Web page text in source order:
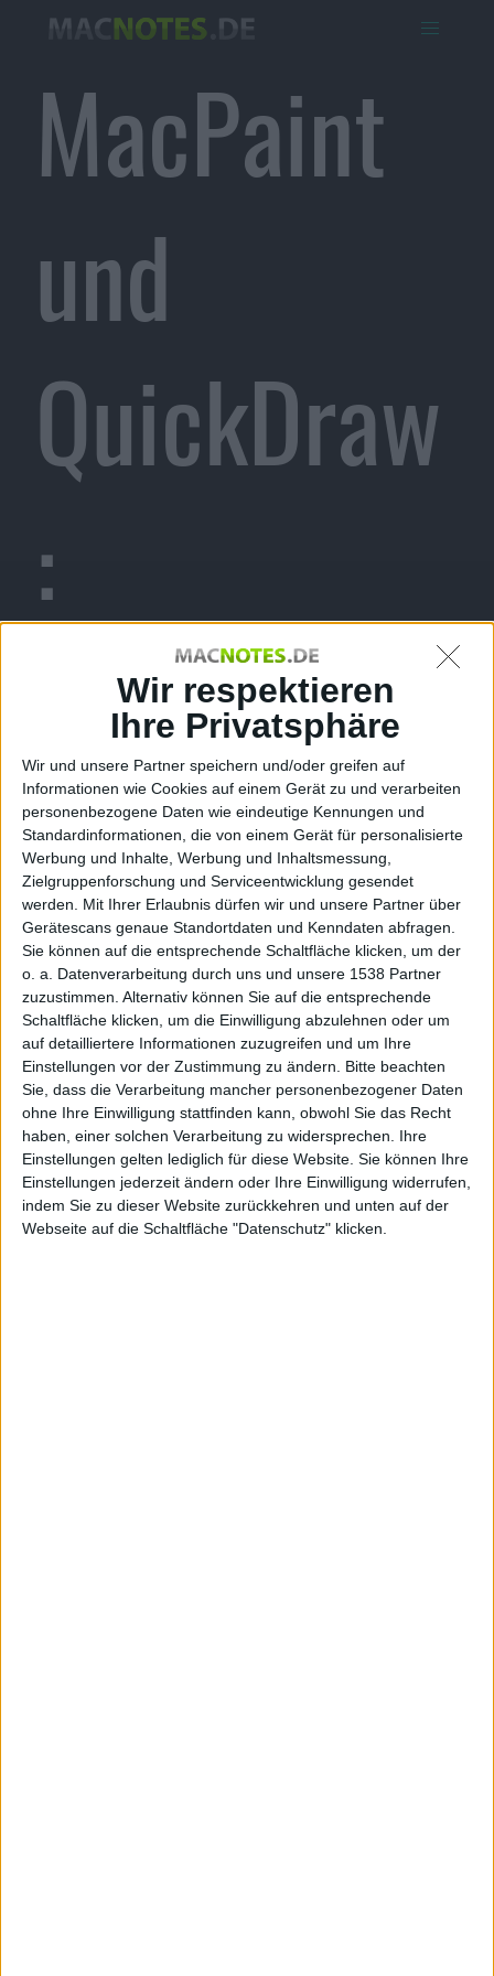
Wir respektieren
Ihre Privatsphäre
Wir und unsere Partner speichern und/oder greifen auf
Informationen wie Cookies auf einem Gerät zu und verarbeiten
personenbezogene Daten wie eindeutige Kennungen und
Standardinformationen, die von einem Gerät für personalisierte
Werbung und Inhalte, Werbung und Inhaltsmessung,
Zielgruppenforschung und Serviceentwicklung gesendet
werden.
Mit Ihrer Erlaubnis dürfen wir und unsere Partner über
Gerätescans genaue Standortdaten und Kenndaten abfragen.
Sie können auf die entsprechende Schaltfläche klicken, um der
o. a. Datenverarbeitung durch uns und unsere 1538 Partner
zuzustimmen. Alternativ können Sie auf die entsprechende
Schaltfläche klicken, um die Einwilligung abzulehnen oder um
auf detailliertere Informationen zuzugreifen und um Ihre
Einstellungen vor der Zustimmung zu ändern.
Bitte beachten
Sie, dass die Verarbeitung mancher personenbezogener Daten
ohne Ihre Einwilligung stattfinden kann, obwohl Sie das Recht
haben, einer solchen Verarbeitung zu widersprechen. Ihre
Einstellungen gelten lediglich für diese Website. Sie können Ihre
Einstellungen jederzeit ändern oder Ihre Einwilligung widerrufen,
indem Sie zu dieser Website zurückkehren und unten auf der
Webseite auf die Schaltfläche "Datenschutz" klicken.
MacPaint
und
QuickDraw
:
Sourcecod
e
klassischer
Mac-
Anwendun